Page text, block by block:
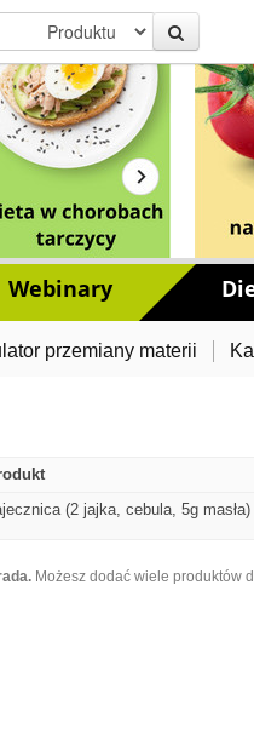
Webinary
przemiany materii
(2 jajka, cebula, 5g masła)
Możesz dodać wiele produktów